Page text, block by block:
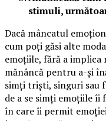
stimuli,
Dacă mâncatul
cum poți găsi alte
emoțiile, fără a implica
mănâncă pentru a-și
simți triști, singuri sau
de a se simți emoțiile îi
în care îi permit